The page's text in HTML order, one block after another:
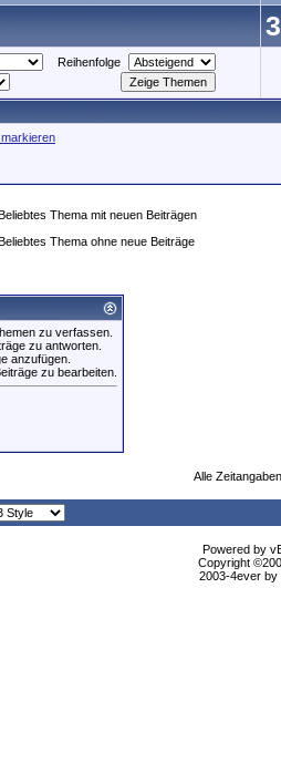
Reihenfolge
Thema mit neuen Beiträgen
Thema ohne neue Beiträge
zu verfassen.
zu antworten.
anzufügen.
zu bearbeiten.
Alle
Powered by
Copyright
2003-4ever by